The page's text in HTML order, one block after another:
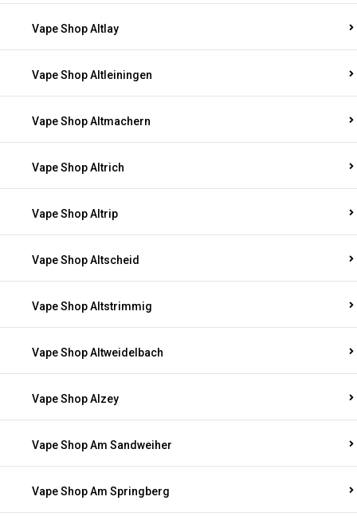
Vape Shop Altlay
Vape Shop Altleiningen
Vape Shop Altmachern
Vape Shop Altrich
Vape Shop Altrip
Vape Shop Altscheid
Vape Shop Altstrimmig
Vape Shop Altweidelbach
Vape Shop Alzey
Vape Shop Am Sandweiher
Vape Shop Am Springberg